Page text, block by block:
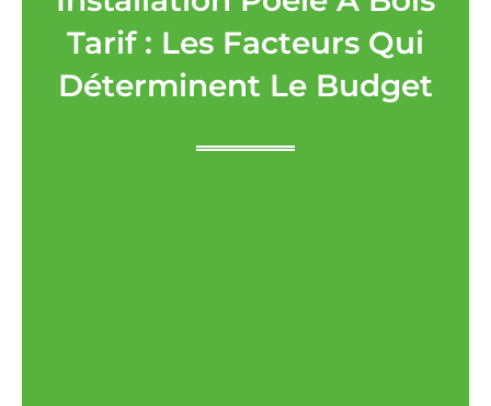
Tarif : Les Facteurs Qui
Déterminent Le Budget